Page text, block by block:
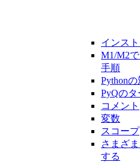
インス
M1/M2
手順
Python
PyQの
コメント
変数
スコープ
さまざ
する